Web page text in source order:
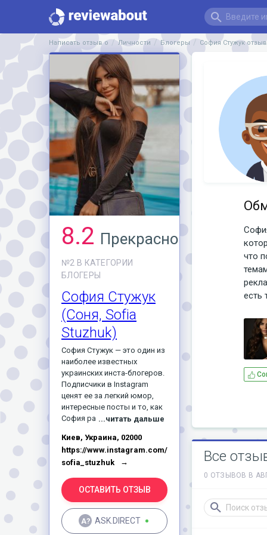
Написать отзыв о Личности Блогеры София Стужук
8.2 Прекрасно
№2 В КАТЕГОРИИ
БЛОГЕРЫ
София Стужук
(Соня, Sofia
Stuzhuk)
София Стужук — это один из
наиболее известных
украинских инста-блогеров.
Подписчики в Instagram
ценят ее за легкий юмор,
интересные посты и то, как
София рассказывает о
аккаунт Сони Стужук
подписано около полутора
миллионов человек, ее
комментируют. Блогер
любит общаться с
аудиторией, и получает
различную обратную связь.
Равнодушных нет — часть
...читать дальше
Киев, Украина, 02000
https://www.instagram.com/
sofia_stuzhuk
ОСТАВИТЬ ОТЗЫВ
ASK.DIRECT
что
есть
Все
0 ОТЗЫВОВ В